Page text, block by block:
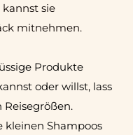
sie
mitnehmen.
Produkte
oder willst, lass
kleinen Shampoos